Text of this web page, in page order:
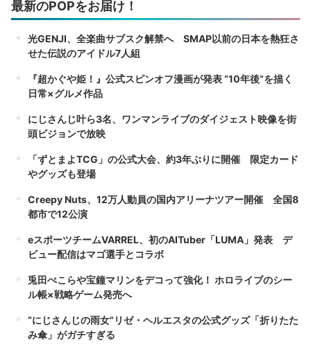
最新のPOPをお届け！
光GENJI、全楽曲サブスク解禁へ SMAP以前の日本を熱狂さ
せた伝説のアイドル7人組
『超かぐや姫！』公式スピンオフ漫画が発表 “10年後”を描く
日常×グルメ作品
にじさんじ叶ら3名、ワンマンライブのダイジェスト映像を街
頭ビジョンで放映
「ずとまよTCG」の公式大会、約3年ぶりに開催 限定カード
やグッズも登場
Creepy Nuts、12万人動員の国内アリーナツアー開催 全国8
都市で12公演
eスポーツチームVARREL、初のAITuber「LUMA」発表 デ
ビュー配信はマゴ選手とコラボ
兎田ぺこらや宝鐘マリンをデコって強化！ ホロライブのシー
ル帳×戦略ゲーム発売へ
“にじさんじの雨女”リゼ・ヘルエスタの公式グッズ「折りたた
み傘」がガチすぎる